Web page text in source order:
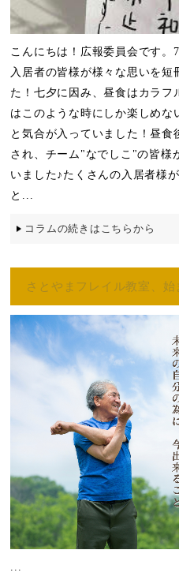
こんにちは！広報委員会です
入居者の皆様が様々な思いを
た！七夕に因み、昼食はカラフ
はこのような時にしか楽しめ
と気合が入っていました！昼
され、チーム"なでしこ"の皆様
いました♪たくさんの入居者様
と...
コラムの続きはこちらから
さとやまフレイル教室、始
...